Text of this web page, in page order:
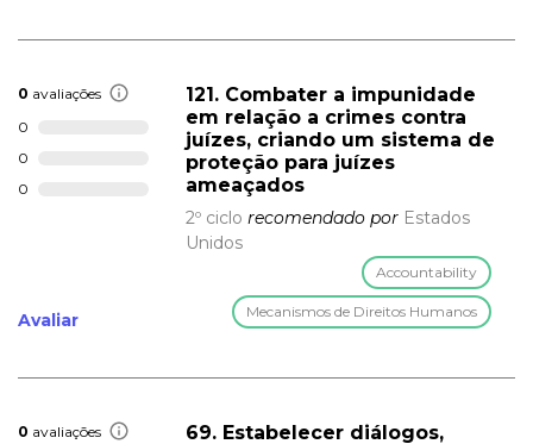
0 avaliações
0
0
0
Avaliar
121. Combater a impunidade
em relação a crimes contra
juízes, criando um sistema de
proteção para juízes
ameaçados
2º ciclo recomendado por Estados
Unidos
Accountability
Mecanismos de Direitos Humanos
0 avaliações
69. Estabelecer diálogos,